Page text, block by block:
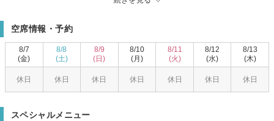
セラピストがお客様のお悩みとじっくり向き合い、心と身体に語りかけ、お
疲れの体をじっくり癒します。一人一人の体質や、その時の体調に合わせた
施術を提案し、美しさを輝かせます☆初めてでもくつろいでいただける、居
ックスしながら施術が受けられます☆
様のご来店を、スタッフ一同心よりお待ちしております。
空席情報・予約
8/7
(金)
休日
8/8
(土)
休日
8/9
(日)
休日
8/10
(月)
休日
8/11
(火)
休日
8/12
(水)
休日
8/13
(木)
休日
スペシャルメニュー